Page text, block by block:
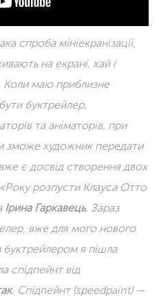
спроба мініекранізації,
на екрані, хай і
Коли маю приблизне
буктрейлер,
та аніматорів, при
зможе художник передати
є досвід створення двох
розпусти Клауса Отто
Ірина Гаркавець. Зараз
вже для мого нового
я пішла
спідпейнт від
. Спідпейнт (speedpaint) —